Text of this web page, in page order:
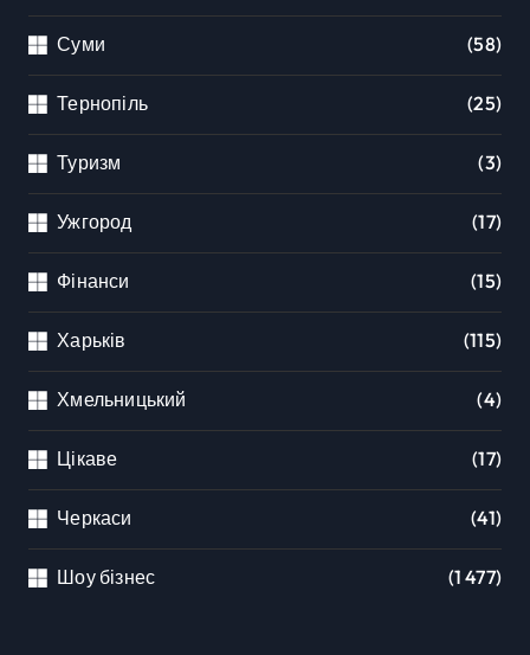
Суми (58)
Тернопіль (25)
Туризм (3)
Ужгород (17)
Фінанси (15)
Харьків (115)
Хмельницький (4)
Цікаве (17)
Черкаси (41)
Шоу бізнес (1 477)